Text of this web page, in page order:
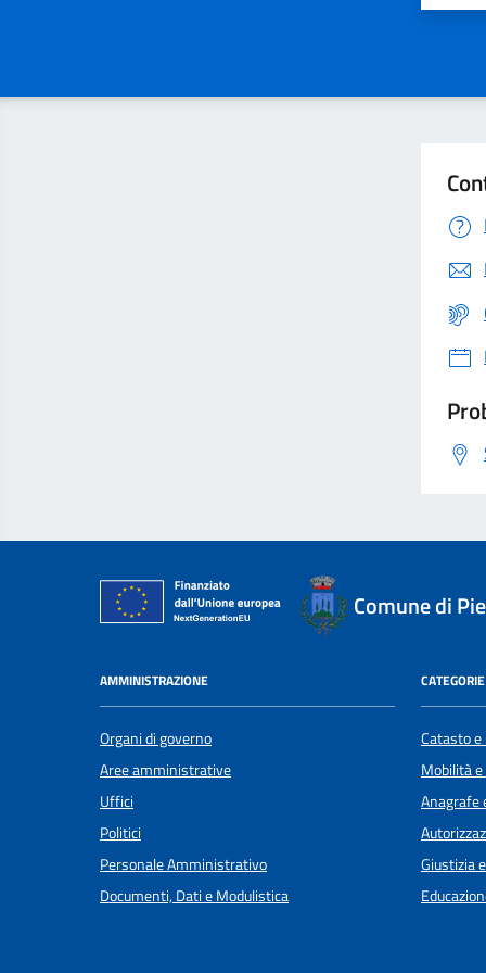
Comune di
AMMINISTRAZIONE
Organi di governo
Aree amministrative
Uffici
Politici
Personale Amministrativo
Documenti, Dati e Modulistica
Catasto
Mobilità
Anagrafe
Giustizia